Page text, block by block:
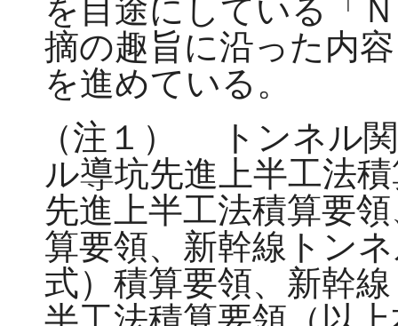
を目途にしている「
摘の趣旨に沿った内
を進めている。
（注１）
トンネル
ル導坑先進上半工法
先進上半工法積算要
算要領、新幹線トン
式）積算要領、新幹